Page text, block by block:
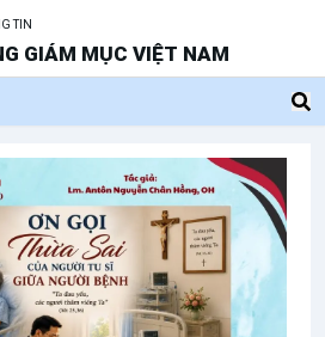
TIN
GIÁM MỤC VIỆT NAM